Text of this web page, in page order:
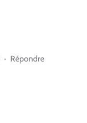
· Répondre